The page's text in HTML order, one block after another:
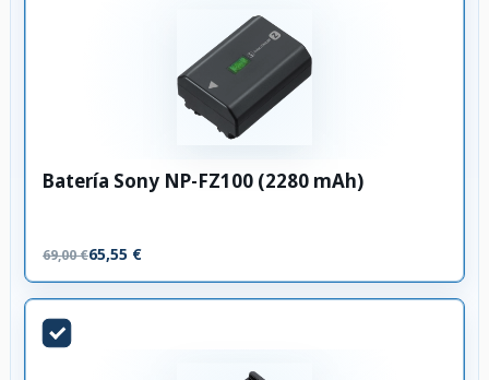
Batería Sony NP-FZ100 (2280 mAh)
69,00 €65,55 €